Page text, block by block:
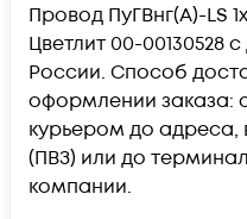
Провод ПуГВнг(А)-LS
Цветлит 00-00130528
России. Способ
оформлении заказа:
курьером до адреса,
(ПВЗ) или до
компании.